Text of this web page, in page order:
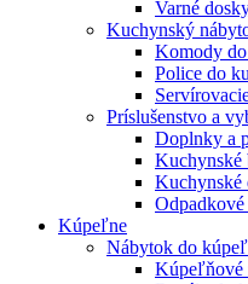
Varné
Kuchynský
Komody
Police do
Príslušenstvo a
Doplnky a
Kuchynské
Kuchynské
Kúpeľne
Nábytok do
Kúpeľňové